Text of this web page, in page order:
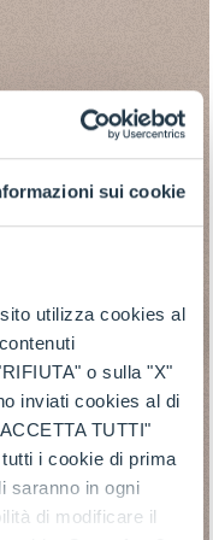
sui cookie
utilizza cookies al
o sulla "X"
inviati cookies al di
TUTTI"
i cookie di prima
saranno in ogni
di modificare il